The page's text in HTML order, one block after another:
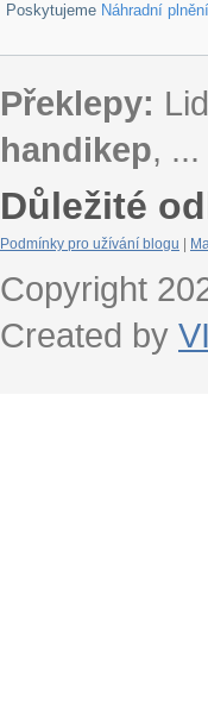
Poskytujeme Náhradní plnění
Překlepy:
handikep, ...
Důležité
Podmínky pro užívání blogu
Copyright
Created by